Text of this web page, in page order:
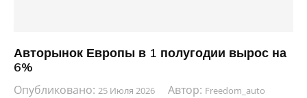
Авторынок Европы в 1 полугодии вырос на
6%
Опубликовано: 25 Июля 2026 Автор: Freedom_auto